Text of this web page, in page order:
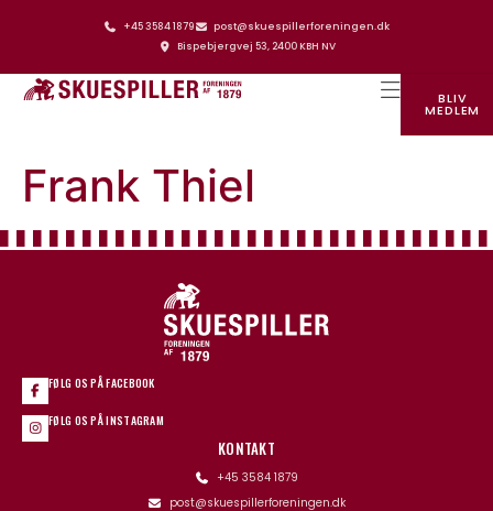
+45 3584 1879
post@skuespillerforeningen.dk
Bispebjergvej 53, 2400 KBH NV
BLIV
MEDLEM
Frank Thiel
FØLG OS PÅ FACEBOOK
FØLG OS PÅ INSTAGRAM
KONTAKT
+45 3584 1879
post@skuespillerforeningen.dk